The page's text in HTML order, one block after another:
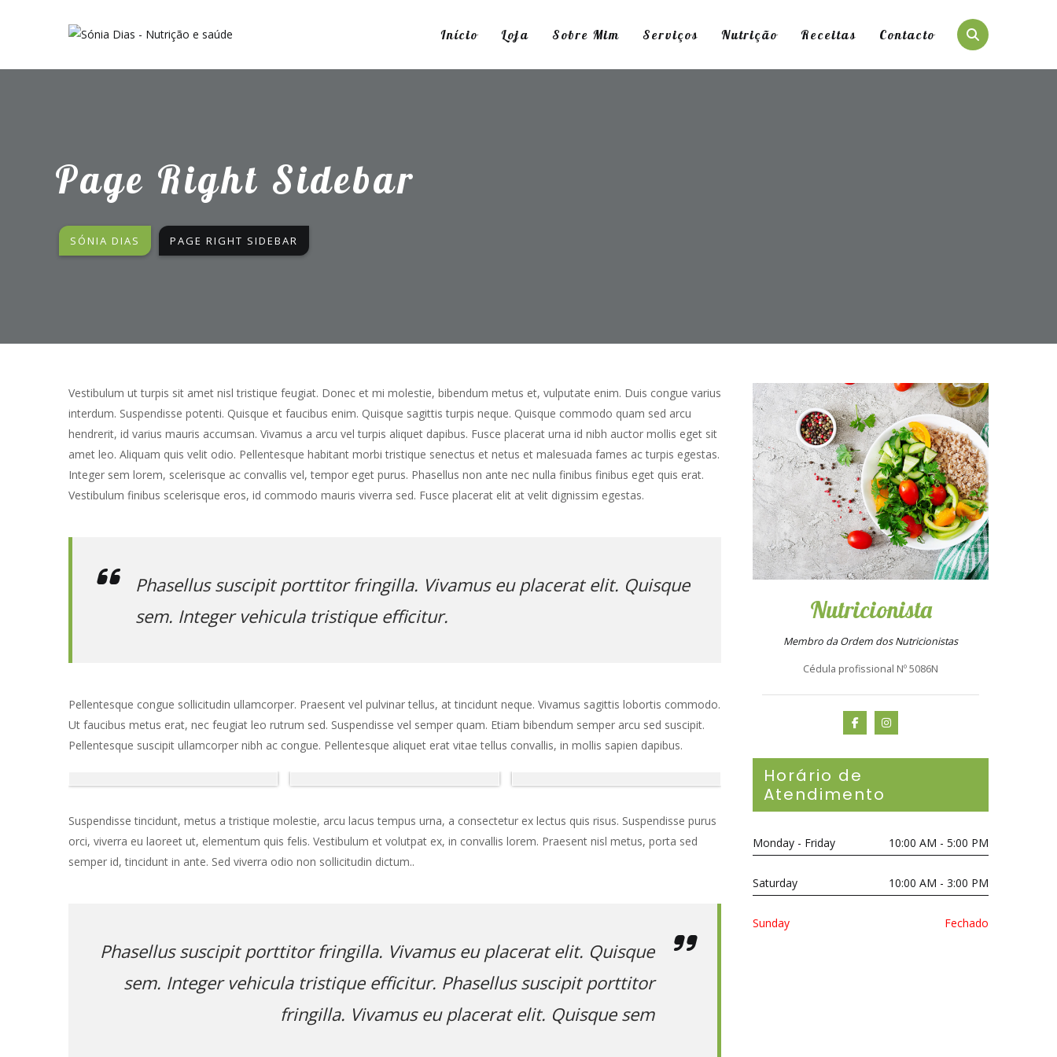
Início Loja Sobre Mim Serviços Nutrição Receitas Contacto
Page Right Sidebar
SÓNIA DIAS PAGE RIGHT SIDEBAR
Vestibulum ut turpis sit amet nisl tristique feugiat. Donec et mi molestie, bibendum metus et, vulputate enim. Duis congue varius
interdum. Suspendisse potenti. Quisque et faucibus enim. Quisque sagittis turpis neque. Quisque commodo quam sed arcu
hendrerit, id varius mauris accumsan. Vivamus a arcu vel turpis aliquet dapibus. Fusce placerat urna id nibh auctor mollis eget sit
amet leo. Aliquam quis velit odio. Pellentesque habitant morbi tristique senectus et netus et malesuada fames ac turpis egestas.
Integer sem lorem, scelerisque ac convallis vel, tempor eget purus. Phasellus non ante nec nulla finibus finibus eget quis erat.
Vestibulum finibus scelerisque eros, id commodo mauris viverra sed. Fusce placerat elit at velit dignissim egestas.
Phasellus suscipit porttitor fringilla. Vivamus eu placerat elit. Quisque
sem. Integer vehicula tristique efficitur.
Pellentesque congue sollicitudin ullamcorper. Praesent vel pulvinar tellus, at tincidunt neque. Vivamus sagittis lobortis commodo.
Ut faucibus metus erat, nec feugiat leo rutrum sed. Suspendisse vel semper quam. Etiam bibendum semper arcu sed suscipit.
Pellentesque suscipit ullamcorper nibh ac congue. Pellentesque aliquet erat vitae tellus convallis, in mollis sapien dapibus.
Suspendisse tincidunt, metus a tristique molestie, arcu lacus tempus urna, a consectetur ex lectus quis risus. Suspendisse purus
orci, viverra eu laoreet ut, elementum quis felis. Vestibulum et volutpat ex, in convallis lorem. Praesent nisl metus, porta sed
semper id, tincidunt in ante. Sed viverra odio non sollicitudin dictum..
Phasellus suscipit porttitor fringilla. Vivamus eu placerat elit. Quisque
sem. Integer vehicula tristique efficitur. Phasellus suscipit porttitor
fringilla. Vivamus eu placerat elit. Quisque sem
Nutricionista
Membro da Ordem dos Nutricionistas
Cédula profissional Nº 5086N
Horário de
Atendimento
Monday - Friday 10:00 AM - 5:00 PM
Saturday 10:00 AM - 3:00 PM
Sunday Fechado